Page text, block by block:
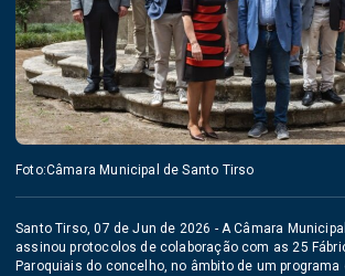
Foto:Câmara Municipal de Santo Tirso
Santo Tirso, 07 de Jun de 2026 - A Câmara
assinou protocolos de colaboração com as 25
Paroquiais do concelho, no âmbito de um programa